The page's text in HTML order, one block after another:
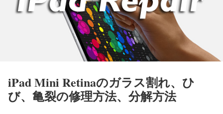
iPad Mini Retinaのガラス割れ、ひ
び、亀裂の修理方法、分解方法